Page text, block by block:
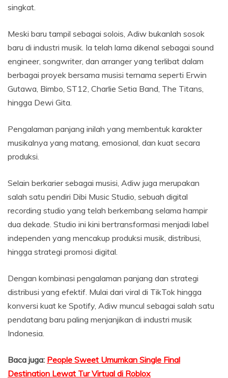
singkat.
Meski baru tampil sebagai solois, Adiw bukanlah sosok
baru di industri musik. Ia telah lama dikenal sebagai sound
engineer, songwriter, dan arranger yang terlibat dalam
berbagai proyek bersama musisi ternama seperti Erwin
Gutawa, Bimbo, ST12, Charlie Setia Band, The Titans,
hingga Dewi Gita.
Pengalaman panjang inilah yang membentuk karakter
musikalnya yang matang, emosional, dan kuat secara
produksi.
Selain berkarier sebagai musisi, Adiw juga merupakan
salah satu pendiri Dibi Music Studio, sebuah digital
recording studio yang telah berkembang selama hampir
dua dekade. Studio ini kini bertransformasi menjadi label
independen yang mencakup produksi musik, distribusi,
hingga strategi promosi digital.
Dengan kombinasi pengalaman panjang dan strategi
distribusi yang efektif. Mulai dari viral di TikTok hingga
konversi kuat ke Spotify, Adiw muncul sebagai salah satu
pendatang baru paling menjanjikan di industri musik
Indonesia.
Baca juga: People Sweet Umumkan Single Final
Destination Lewat Tur Virtual di Roblox